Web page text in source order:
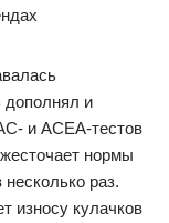
дополнял и
и ACEA-тестов
нормы
раз.
износу кулачков